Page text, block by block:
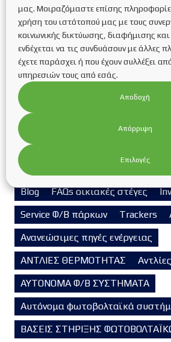
Εταιρικό souvlaki party!
Η εταιρεία μας συμμετέχει στη
την Πράσινη και Έξυπνη Ενέργεια
EnergyTech στο Διεθνές
Θεσσαλονίκης
Συνέντευξη της Υπεύθυνης της
κας.Κυριακίδου Κατερίνας στη
εκπομπή “Τα παιδιά της
Δημοσθένη στο Metropolis FM
Kατηγορίες
Blog FAQs οικιακές στέγες
Service Φ/Β πάρκων
Trackers
Ανανεώσιμες πηγές ενέργειας
ΑΝΤΛΙΕΣ ΘΕΡΜΟΤΗΤΑΣ
ΑΥΤΟΝΟΜΑ Φ/Β ΣΥΣΤΗΜΑΤΑ
Αυτόνομα φωτοβολταϊκά
ΒΑΣΕΙΣ ΣΤΗΡΙΞΗΣ
μας. Μοιραζόμαστε επίσης
χρήση του ιστότοπού μας με τους
κοινωνικής δικτύωσης, διαφήμισης
ενδέχεται να τις συνδυάσουν με άλλες
έχετε παράσχει ή που έχουν συλλέξει
υπηρεσιών τους από εσάς.
Αποδοχή
Απόρριψη
Επιλογές